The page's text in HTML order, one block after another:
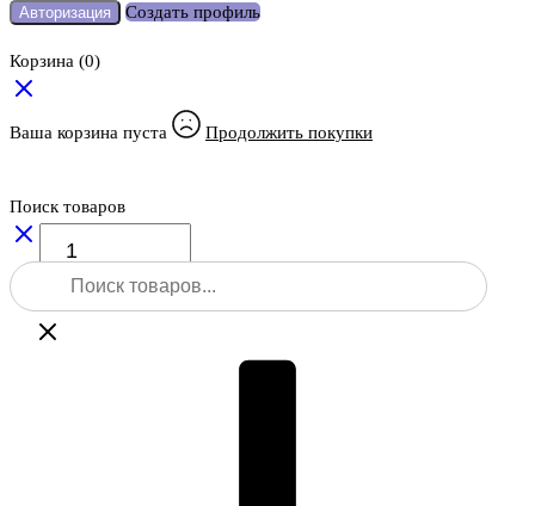
Количество
товара
Лазерный
Bosch
Авторизация Создать профиль
Корзина (0)
Ваша корзина пуста Продолжить покупки
Поиск товаров
Поиск
товаров